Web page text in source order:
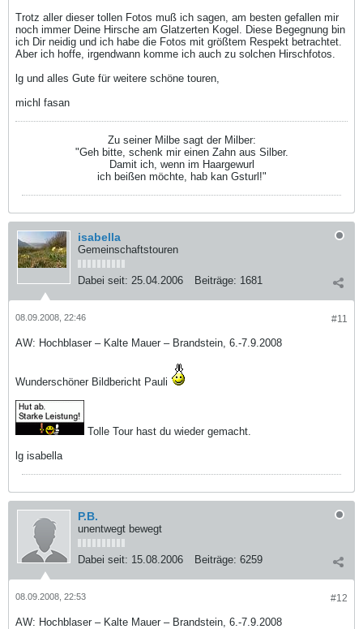
Trotz aller dieser tollen Fotos muß ich sagen, am besten gefallen mir
noch immer Deine Hirsche am Glatzerten Kogel. Diese Begegnung bin
ich Dir neidig und ich habe die Fotos mit größtem Respekt betrachtet.
Aber ich hoffe, irgendwann komme ich auch zu solchen Hirschfotos.
lg und alles Gute für weitere schöne touren,
michl fasan
Zu seiner Milbe sagt der Milber:
"Geh bitte, schenk mir einen Zahn aus Silber.
Damit ich, wenn im Haargewurl
ich beißen möchte, hab kan Gsturl!"
isabella
Gemeinschaftstouren
Dabei seit: 25.04.2006 Beiträge: 1681
#11
08.09.2008, 22:46
AW: Hochblaser – Kalte Mauer – Brandstein, 6.-7.9.2008
Wunderschöner Bildbericht Pauli
Tolle Tour hast du wieder gemacht.
lg isabella
P.B.
unentwegt bewegt
Dabei seit: 15.08.2006 Beiträge: 6259
#12
08.09.2008, 22:53
AW: Hochblaser – Kalte Mauer – Brandstein, 6.-7.9.2008